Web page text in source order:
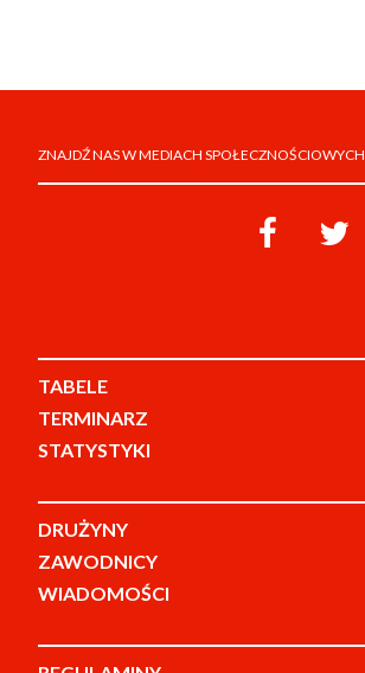
ZNAJDŹ NAS W MEDIACH SPOŁECZNOŚCIOWYCH
TABELE
TERMINARZ
STATYSTYKI
DRUŻYNY
ZAWODNICY
WIADOMOŚCI